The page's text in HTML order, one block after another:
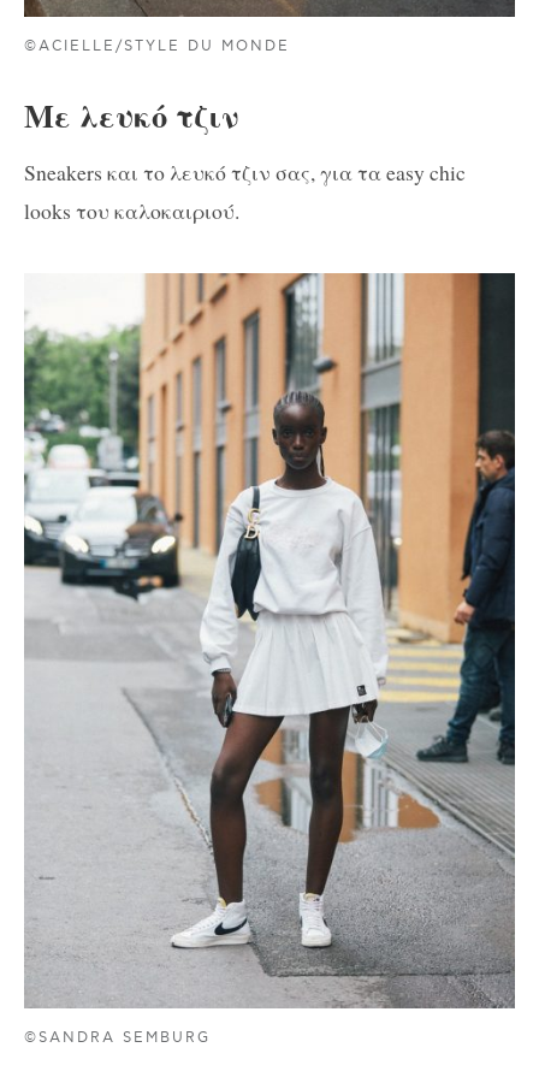
©ACIELLE/STYLE DU MONDE
Με λευκό τζιν
Sneakers και το λευκό τζιν σας, για τα easy chic
looks του καλοκαιριού.
©SANDRA SEMBURG